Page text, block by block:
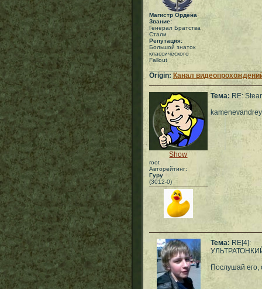
Магистр Ордена
Звание:
Генерал Братства
Стали
Репутация:
Большой знаток
классического
Fallout
Origin: Канал
Show
root
Авторейтинг:
Гуру
(3012-0)
Тема: RE:
kamenevandrey
Тема: RE[4]:
Послушай его,